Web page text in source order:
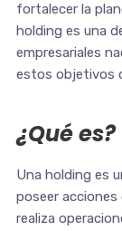
fortalecer la
holding es una
empresariales
estos objetivos
¿Qué es?
Una holding es
poseer
realiza